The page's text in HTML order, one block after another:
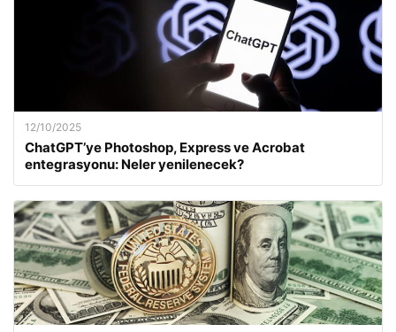
12/10/2025
ChatGPT’ye Photoshop, Express ve Acrobat
entegrasyonu: Neler yenilenecek?